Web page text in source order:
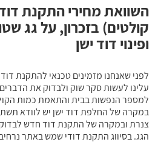
השוואת מחירי התקנת
קולטים) בזכרון, על גג
ופינוי דוד ישן
לפני שאנחנו מזמינים טכנאי להתקנת
עלינו לעשות סקר שוק ולבדוק את
למספר הנפשות בבית והתאמת כמות
במקרה של החלפת דוד ישן יש לוודא
צנרת ובמקרה של התקנת דוד חדש
הגג. בסיווג התקנת דודי שמש באתר